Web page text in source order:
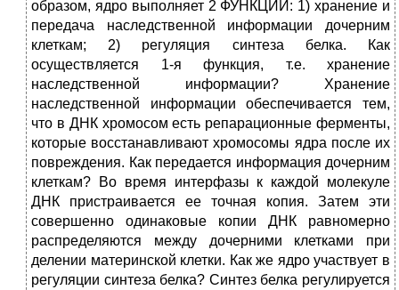
образом, ядро выполняет 2 ФУНКЦИИ: 1) хранение и
передача наследственной информации дочерним
клеткам; 2) регуляция синтеза белка. Как
осуществляется 1-я функция, т.е. хранение
наследственной информации? Хранение
наследственной информации обеспечивается тем,
что в ДНК хромосом есть репарационные ферменты,
которые восстанавливают хромосомы ядра после их
повреждения. Как передается информация дочерним
клеткам? Во время интерфазы к каждой молекуле
ДНК пристраивается ее точная копия. Затем эти
совершенно одинаковые копии ДНК равномерно
распределяются между дочерними клетками при
делении материнской клетки. Как же ядро участвует в
регуляции синтеза белка? Синтез белка регулируется